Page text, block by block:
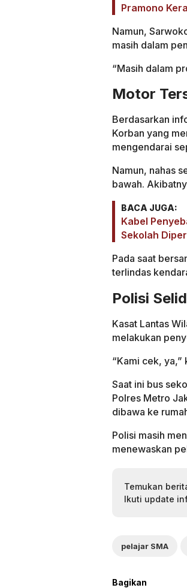
Pramono
Namun,
masih dalam
“Masih dalam
Motor
Berdasarkan
Korban yang
mengendarai
Namun, nahas
bawah.
BACA JUGA:
Kabel
Sekolah
Pada saat
terlindas
Polisi
Kasat Lantas
melakukan
“Kami cek, ya,”
Saat ini bus
Polres Metro
dibawa ke
Polisi masih
menewaskan
Temukan
Ikuti update
pelajar SMA
Bagikan